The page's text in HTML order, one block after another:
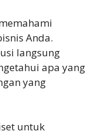
Anda.
langsung
apa yang
yang
untuk